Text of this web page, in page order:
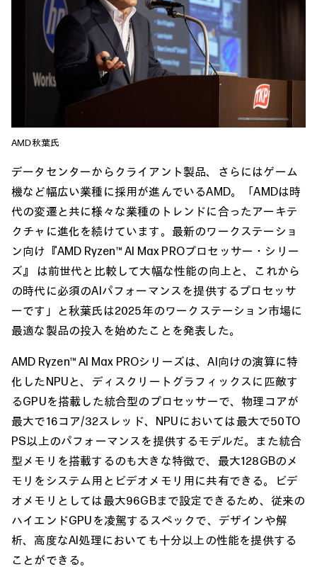
AMD秋葉氏
データセンターからクライアント製品、さらにはゲーム
機など幅広い業種に採用が進んでいるAMD。「AMDは時
代の変遷と共に様々な業種のトレンドに合ったアーキテ
クチャに進化を続けています。最新のワークステーショ
ン向け『AMD Ryzen™ AI Max PROプロセッサー・シリー
ズ』 は前世代と比較して大幅な性能の向上と、これから
の時代に必須のAIパフォーマンスを提供するプロセッサ
ーです」と秋葉氏は2025年のワークステーション市場に
最適な製品の投入を始めたことを発表した。
AMD Ryzen™ AI Max PROシリーズは、AI向けの演算に特
化したNPUと、ディスクリートグラフィックスに匹敵す
るGPUを搭載した統合型のプロセッサーで、物理コアが
最大で16コア/32スレッド、NPUにおいては最大で50TO
PS以上のパフォーマンスを提供するモデルだ。また統合
型メモリを搭載するのも大きな特徴で、最大128GBのメ
モリをシステム用とビデオメモリ用に共有できる。ビデ
オメモリとしては最大96GBまで設定できるため、従来の
ハイエンドGPUを凌駕するスペックで、デザインや解
析、高度なAI処理においても十分以上の性能を提供する
ことができる。